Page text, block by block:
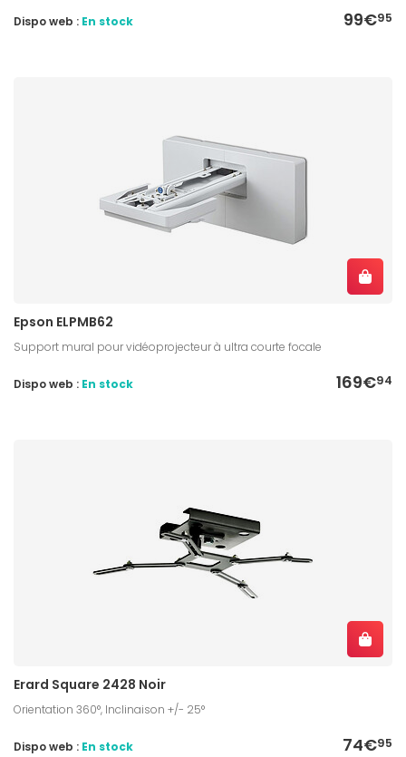
99€95
Dispo web : En stock
Epson ELPMB62
Support mural pour vidéoprojecteur à ultra courte focale
169€94
Dispo web : En stock
Erard Square 2428 Noir
Orientation 360°, Inclinaison +/- 25°
74€95
Dispo web : En stock